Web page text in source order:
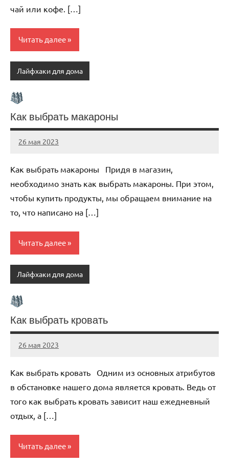
чай или кофе. […]
Читать далее
Лайфхаки для дома
Как выбрать макароны
26 мая 2023
organic63_ru
Нет
Как выбрать макароны Придя в магазин,
необходимо знать как выбрать макароны. При этом,
чтобы купить продукты, мы обращаем внимание на
то, что написано на […]
Читать далее
Лайфхаки для дома
Как выбрать кровать
26 мая 2023
organic63_ru
Нет
Как выбрать кровать Одним из основных атрибутов
в обстановке нашего дома является кровать. Ведь от
того как выбрать кровать зависит наш ежедневный
отдых, а […]
Читать далее